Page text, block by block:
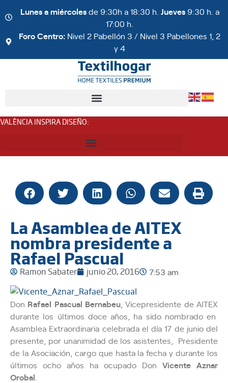
Lunes a miércolesde 9:30h a 18:30 h. Jueves 9:30 h. a
17:00 h.
Foro Centro: Nivel 2 Pabellón 3 / Nivel 3 Pabellones 1, 2
y 4
VALÈNCIA INSPIRA DISEÑO:
La Asamblea de AITEX
nombra presidente a
Rafael Pascual
Ramon Sabater junio 20, 2016 7:53 am
Don Rafael Pascual Bernabeu , Vicepresidente de AITEX
durante los últimos doce años, ha sido nombrado en
Asamblea Extraordinaria celebrada el día 17 de junio del
presente, por unanimidad de los asistentes, Presidente
de la Asociación, cargo que hasta la fecha y durante los
últimos ocho años ha ocupado Don Vicente Aznar
Orobal